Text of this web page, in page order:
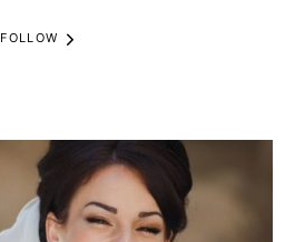
FOLLOW